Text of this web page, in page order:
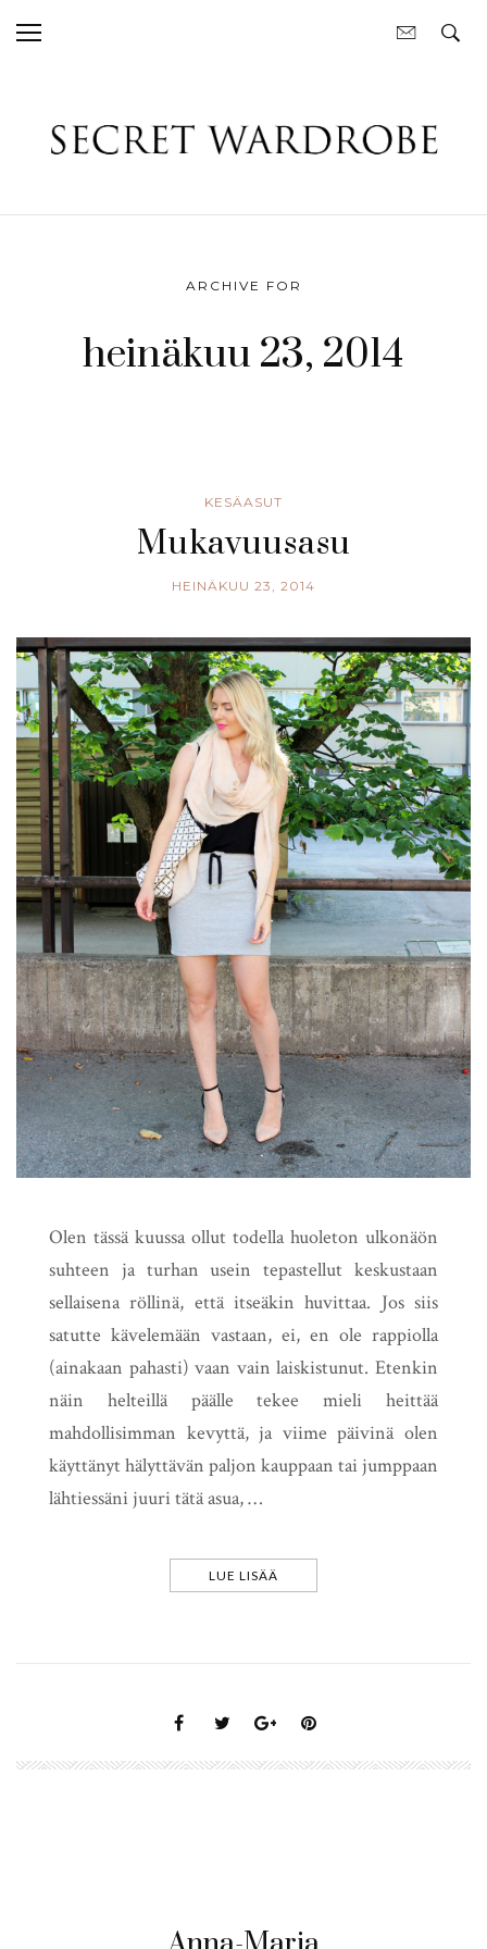
ARCHIVE FOR
heinäkuu 23, 2014
KESÄASUT
Mukavuusasu
HEINÄKUU 23, 2014
Olen tässä kuussa ollut todella huoleton ulkonäön
suhteen ja turhan usein tepastellut keskustaan
sellaisena röllinä, että itseäkin huvittaa. Jos siis
satutte kävelemään vastaan, ei, en ole rappiolla
(ainakaan pahasti) vaan vain laiskistunut. Etenkin
näin helteillä päälle tekee mieli heittää
mahdollisimman kevyttä, ja viime päivinä olen
käyttänyt hälyttävän paljon kauppaan tai jumppaan
lähtiessäni juuri tätä asua, …
LUE LISÄÄ